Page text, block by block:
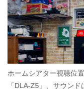
ホームシアター視聴位
「DLA-Z5」、サウンド